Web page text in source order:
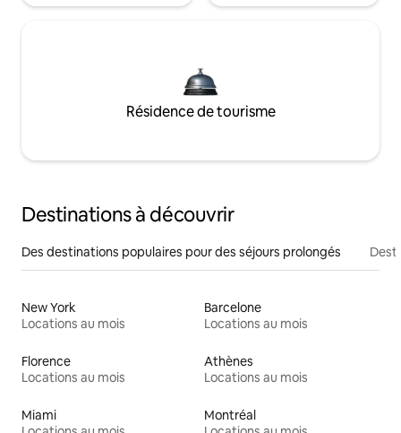
Résidence de tourisme
Destinations à découvrir
Des destinations populaires pour des séjours prolongés
New York
Locations au mois
Barcelone
Locations au mois
Florence
Locations au mois
Athènes
Locations au mois
Miami
Montréal